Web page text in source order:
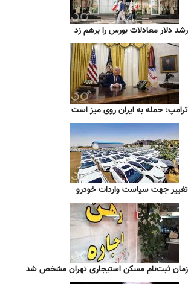
رشد دلار معادلات بورس را برهم زد
ترامپ: حمله به ایران روی میز است
تغییر جهت سیاست واردات خودرو
زمان ثبت‌نام مسکن استیجاری تهران مشخص شد